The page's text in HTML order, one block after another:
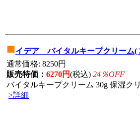
■イデア バイタルキープクリーム(
通常価格: 8250円
販売特価： 6270円(税込) 24％OFF
バイタルキープクリーム 30g 保湿ク
>詳細